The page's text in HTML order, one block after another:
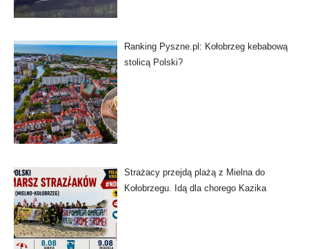
Ranking Pyszne.pl: Kołobrzeg kebabową
stolicą Polski?
Strażacy przejdą plażą z Mielna do
Kołobrzegu. Idą dla chorego Kazika